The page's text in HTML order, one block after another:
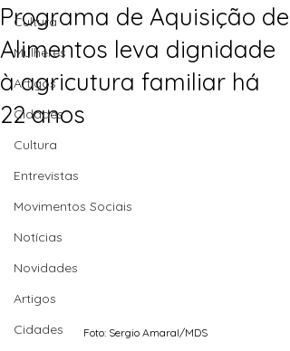
Cultura
Mulheres
Artigos
Cidades
Cultura
Entrevistas
Movimentos Sociais
Notícias
Novidades
Artigos
Cidades
Programa de Aquisição de
Alimentos leva dignidade
à agricutura familiar há
22 anos
Foto: Sergio Amaral/MDS